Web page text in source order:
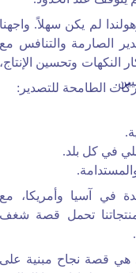
لم يكن سهلاً. واجهنا
الصارمة والتنافس مع
النكهات وتحسين الإنتاج،
الطامحة للتصدير:
في كل بلد.
في آسيا وأمريكا، مع
تحمل قصة شغف
هي قصة نجاح مبنية على